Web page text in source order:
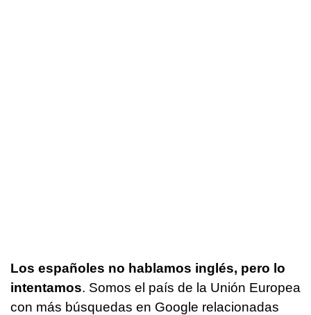
Los españoles no hablamos inglés, pero lo
intentamos. Somos el país de la Unión Europea
con más búsquedas en Google relacionadas